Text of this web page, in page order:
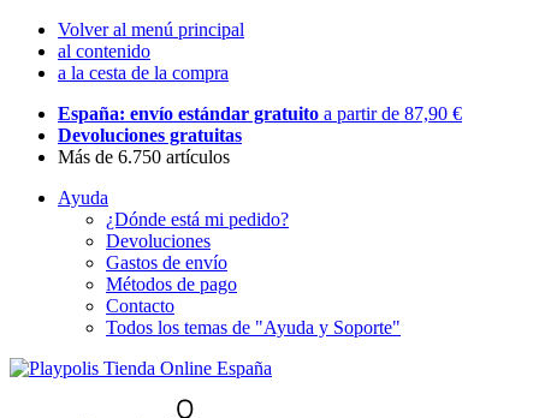
Volver al menú principal
al contenido
a la cesta de la compra
España: envío estándar gratuito a partir de 87,90 €
Devoluciones gratuitas
Más de 6.750 artículos
Ayuda
¿Dónde está mi pedido?
Devoluciones
Gastos de envío
Métodos de pago
Contacto
Todos los temas de "Ayuda y Soporte"